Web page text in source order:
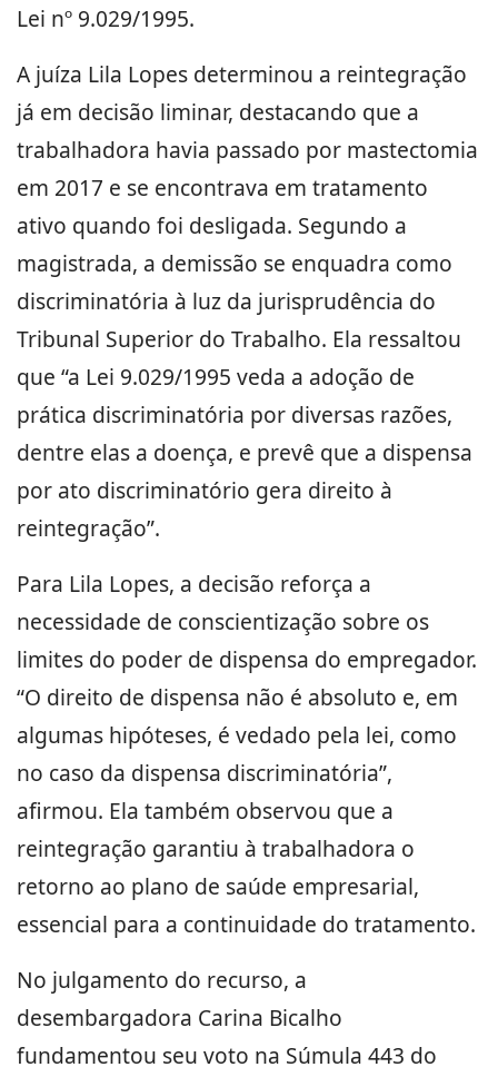
Lei nº 9.029/1995.
A juíza Lila Lopes determinou a reintegração
já em decisão liminar, destacando que a
trabalhadora havia passado por mastectomia
em 2017 e se encontrava em tratamento
ativo quando foi desligada. Segundo a
magistrada, a demissão se enquadra como
discriminatória à luz da jurisprudência do
Tribunal Superior do Trabalho. Ela ressaltou
que “a Lei 9.029/1995 veda a adoção de
prática discriminatória por diversas razões,
dentre elas a doença, e prevê que a dispensa
por ato discriminatório gera direito à
reintegração”.
Para Lila Lopes, a decisão reforça a
necessidade de conscientização sobre os
limites do poder de dispensa do empregador.
“O direito de dispensa não é absoluto e, em
algumas hipóteses, é vedado pela lei, como
no caso da dispensa discriminatória”,
afirmou. Ela também observou que a
reintegração garantiu à trabalhadora o
retorno ao plano de saúde empresarial,
essencial para a continuidade do tratamento.
No julgamento do recurso, a
desembargadora Carina Bicalho
fundamentou seu voto na Súmula 443 do